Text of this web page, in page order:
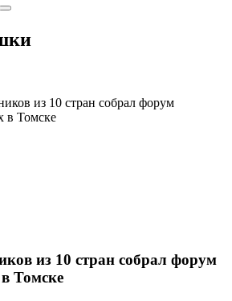
из 10 стран собрал форум
в Томске
из 10 стран собрал форум
Томске